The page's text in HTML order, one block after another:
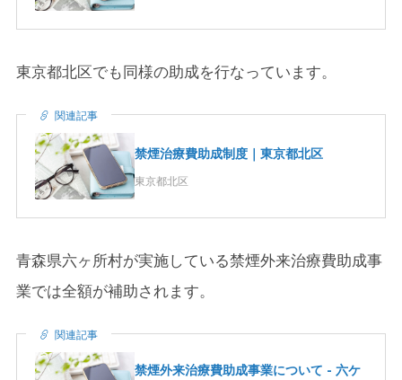
東京都北区でも同様の助成を行なっています。
関連記事
禁煙治療費助成制度｜東京都北区
東京都北区
青森県六ヶ所村が実施している禁煙外来治療費助成事
業では全額が補助されます。
関連記事
禁煙外来治療費助成事業について - 六ケ